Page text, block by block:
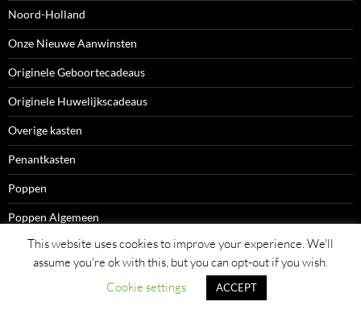
Noord-Holland
Onze Nieuwe Aanwinsten
Originele Geboortecadeaus
Originele Huwelijkscadeaus
Overige kasten
Penantkasten
Poppen
Poppen Algemeen
Poppen met Naam
This website uses cookies to improve your experience. We'll
assume you're ok with this, but you can opt-out if you wish.
Cookie settings
ACCEPT